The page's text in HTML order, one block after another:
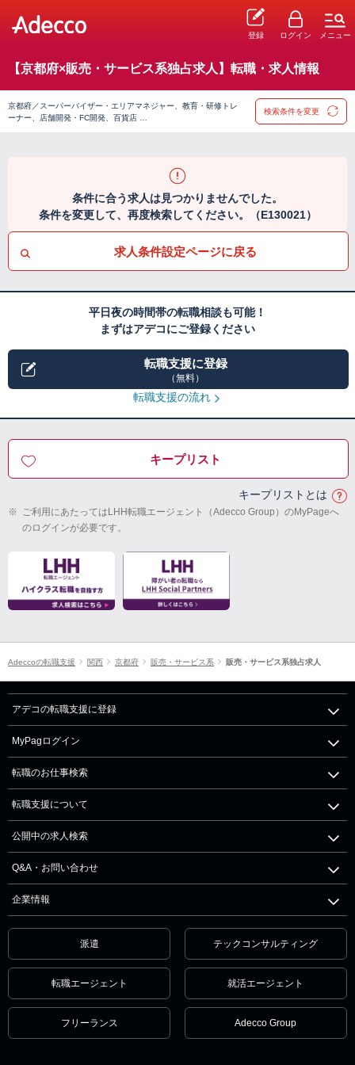
登録 ログイン メニュー
【京都府×販売・サービス系独占求人】転職・求人情報
京都府／スーパーバイザー・エリアマネジャー、教育・研修トレ
ーナー、店舗開発・FC開発、百貨店 …
検索条件を変更
条件に合う求人は見つかりませんでした。
条件を変更して、再度検索してください。（E130021）
求人条件設定ページに戻る
平日夜の時間帯の転職相談も可能！
まずはアデコにご登録ください
転職支援に登録
（無料）
転職支援の流れ
キープリスト
キープリストとは
※ ご利用にあたってはLHH転職エージェント（Adecco Group）のMyPageへ
のログインが必要です。
Adeccoの転職支援 関西 京都府 販売・サービス系 販売・サービス系独占求人
アデコの転職支援に登録
MyPagログイン
転職のお仕事検索
転職支援について
公開中の求人検索
Q&A・お問い合わせ
企業情報
派遣 テックコンサルティング
転職エージェント 就活エージェント
フリーランス Adecco Group